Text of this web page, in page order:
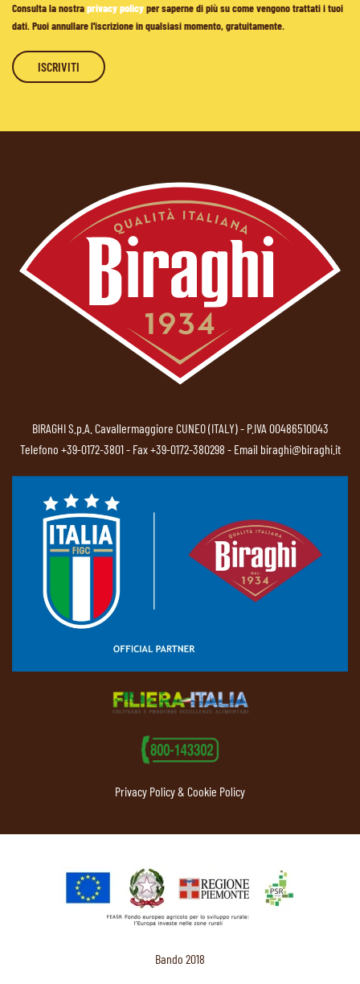
Consulta la nostraprivacy policyper saperne di più su come vengono trattati i tuoi
dati. Puoi annullare l'iscrizione in qualsiasi momento, gratuitamente.
BIRAGHI S.p.A. Cavallermaggiore CUNEO (ITALY) - P.IVA 00486510043
Telefono +39-0172-3801- Fax +39-0172-380298 - Email biraghi@biraghi.it
Privacy Policy & Cookie Policy
Bando 2018